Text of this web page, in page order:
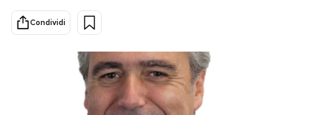
Sport
Condividi